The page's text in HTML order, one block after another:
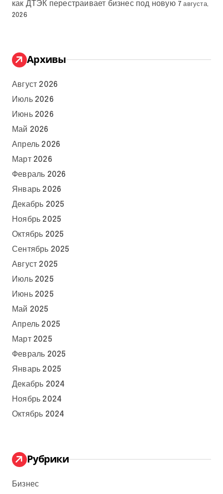
как ДТЭК перестраивает бизнес под новую 7 августа,
2026
Архивы
Август 2026
Июль 2026
Июнь 2026
Май 2026
Апрель 2026
Март 2026
Февраль 2026
Январь 2026
Декабрь 2025
Ноябрь 2025
Октябрь 2025
Сентябрь 2025
Август 2025
Июль 2025
Июнь 2025
Май 2025
Апрель 2025
Март 2025
Февраль 2025
Январь 2025
Декабрь 2024
Ноябрь 2024
Октябрь 2024
Рубрики
Бизнес